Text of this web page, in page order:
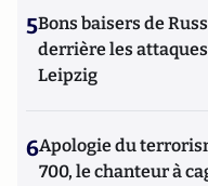
5Bons baisers de
derrière les
Leipzig
6Apologie du
700, le chanteur à